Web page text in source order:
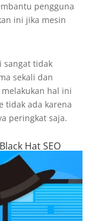
pengguna
ini jika mesin
sangat tidak
sekali dan
hal ini
tidak ada karena
peringkat saja.
Hat SEO